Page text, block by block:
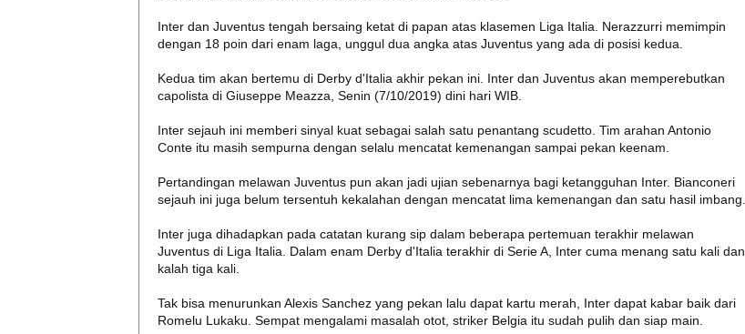
Inter dan Juventus tengah bersaing ketat di papan atas klasemen Liga Italia. Nerazzurri memimpin
dengan 18 poin dari enam laga, unggul dua angka atas Juventus yang ada di posisi kedua.
Kedua tim akan bertemu di Derby d'Italia akhir pekan ini. Inter dan Juventus akan memperebutkan
capolista di Giuseppe Meazza, Senin (7/10/2019) dini hari WIB.
Inter sejauh ini memberi sinyal kuat sebagai salah satu penantang scudetto. Tim arahan Antonio
Conte itu masih sempurna dengan selalu mencatat kemenangan sampai pekan keenam.
Pertandingan melawan Juventus pun akan jadi ujian sebenarnya bagi ketangguhan Inter. Bianconeri
sejauh ini juga belum tersentuh kekalahan dengan mencatat lima kemenangan dan satu hasil imbang.
Inter juga dihadapkan pada catatan kurang sip dalam beberapa pertemuan terakhir melawan
Juventus di Liga Italia. Dalam enam Derby d'Italia terakhir di Serie A, Inter cuma menang satu kali dan
kalah tiga kali.
Tak bisa menurunkan Alexis Sanchez yang pekan lalu dapat kartu merah, Inter dapat kabar baik dari
Romelu Lukaku. Sempat mengalami masalah otot, striker Belgia itu sudah pulih dan siap main.